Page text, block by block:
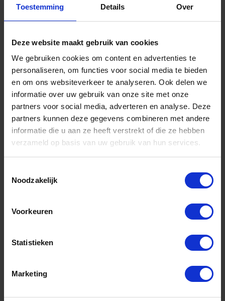
Toestemming Details Over
Deze website maakt gebruik van cookies
We gebruiken cookies om content en advertenties te
personaliseren, om functies voor social media te bieden
en om ons websiteverkeer te analyseren. Ook delen we
informatie over uw gebruik van onze site met onze
partners voor social media, adverteren en analyse. Deze
partners kunnen deze gegevens combineren met andere
informatie die u aan ze heeft verstrekt of die ze hebben
verzameld op basis van uw gebruik van hun services.
Noodzakelijk
Voorkeuren
Statistieken
Marketing
SOLIDE Ragebol kokos met EASY-FIT
steelverbinding
Niet op voorraad, levertijd 1 tot meerdere werkdagen
Gtin: 8712129507255,BBKO1550725
Artikelnummer merk: 1550725
€ 7,51 incl. BTW
Prijs per 1 Stuk